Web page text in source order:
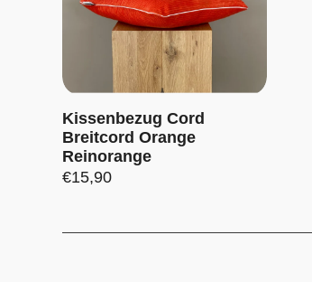
Kissenbezug Cord
Breitcord Orange
Reinorange
Preis:
€15,90